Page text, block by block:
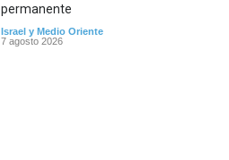
permanente
Israel y Medio Oriente
7 agosto 2026